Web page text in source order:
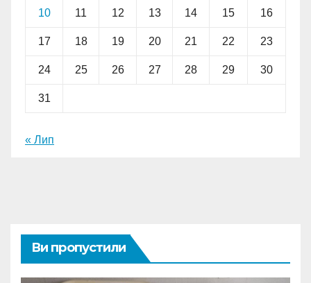
10 11 12 13 14 15 16
17 18 19 20 21 22 23
24 25 26 27 28 29 30
31
« Лип
Ви пропустили